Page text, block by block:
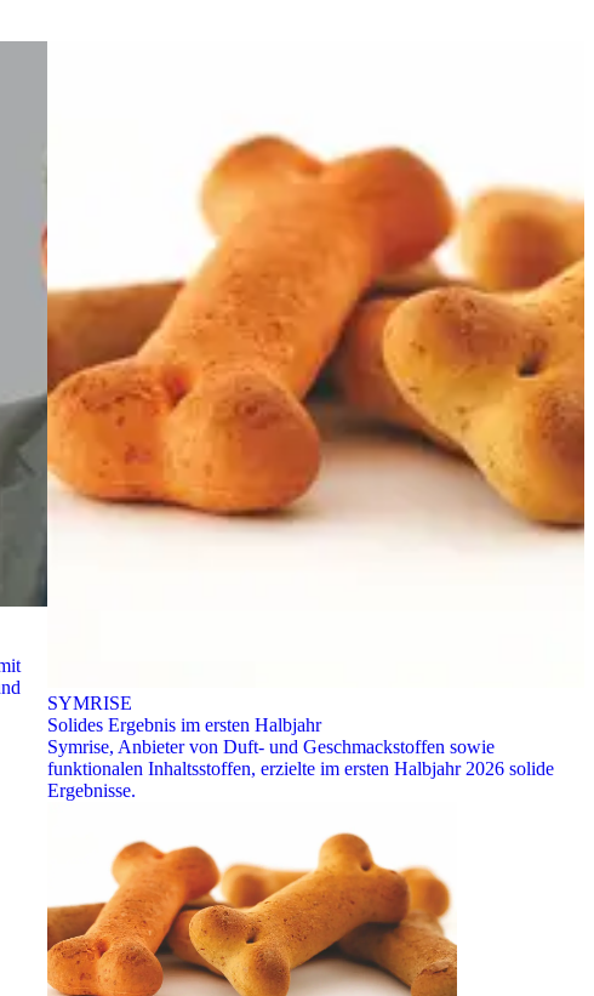
SYMRISE
Solides Ergebnis im ersten Halbjahr
Symrise, Anbieter von Duft- und Geschmackstoffen sowie
funktionalen Inhaltsstoffen, erzielte im ersten Halbjahr 2026 solide
Ergebnisse.